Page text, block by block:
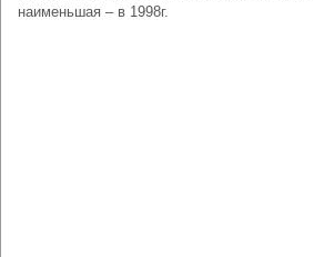
наименьшая – в 1998г.